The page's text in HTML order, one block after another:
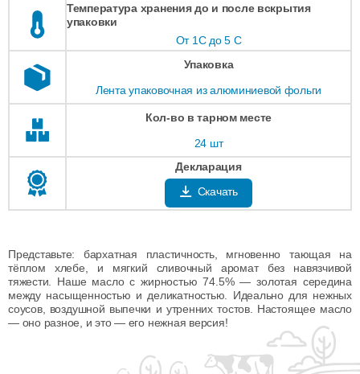
Температура хранения до и после вскрытия
упаковки
От 1С до 5 С
Упаковка
Лента упаковочная из алюминиевой фольги
Кол-во в тарном месте
24 шт
Декларация
Скачать
Представьте: бархатная пластичность, мгновенно тающая на
тёплом хлебе, и мягкий сливочный аромат без навязчивой
тяжести. Наше масло с жирностью 74.5% — золотая середина
между насыщенностью и деликатностью. Идеально для нежных
соусов, воздушной выпечки и утренних тостов. Настоящее масло
— оно разное, и это — его нежная версия!